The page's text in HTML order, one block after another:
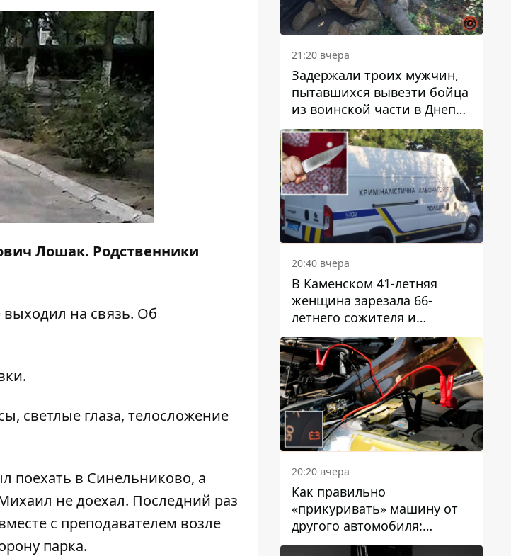
Лошак. Родственники
на связь. Об
светлые глаза, телосложение
поехать в Синельниково, а
не доехал. Последний раз
с преподавателем возле
парка.
21:20 вчера
Задержали троих мужчин,
пытавшихся вывезти бойца
из воинской части в Днепр
за 7 тысяч долларов: среди
них был врач
20:40 вчера
В Каменском 41-летняя
женщина зарезала 66-
летнего сожителя и
пыталась обмануть
полицейских
20:20 вчера
Как правильно
«прикуривать» машину от
другого автомобиля:
инструкция для водителей